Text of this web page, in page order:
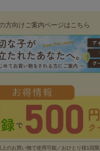
方向けご案内ページはこちら
のお買い物で使用可能／おひとり様1回限